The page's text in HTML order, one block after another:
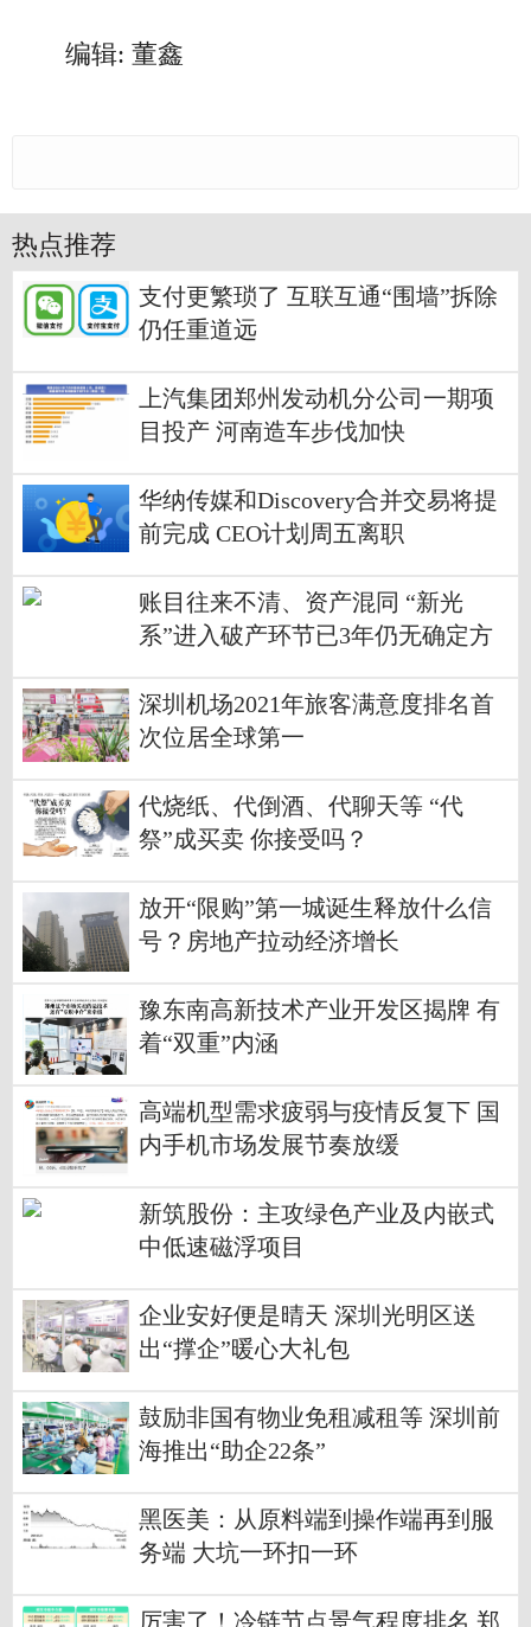
编辑: 董鑫
热点推荐
支付更繁琐了 互联互通“围墙”拆除
仍任重道远
上汽集团郑州发动机分公司一期项
目投产 河南造车步伐加快
华纳传媒和Discovery合并交易将提
前完成 CEO计划周五离职
账目往来不清、资产混同 “新光
系”进入破产环节已3年仍无确定方
深圳机场2021年旅客满意度排名首
次位居全球第一
代烧纸、代倒酒、代聊天等 “代
祭”成买卖 你接受吗？
放开“限购”第一城诞生释放什么信
号？房地产拉动经济增长
豫东南高新技术产业开发区揭牌 有
着“双重”内涵
高端机型需求疲弱与疫情反复下 国
内手机市场发展节奏放缓
新筑股份：主攻绿色产业及内嵌式
中低速磁浮项目
企业安好便是晴天 深圳光明区送
出“撑企”暖心大礼包
鼓励非国有物业免租减租等 深圳前
海推出“助企22条”
黑医美：从原料端到操作端再到服
务端 大坑一环扣一环